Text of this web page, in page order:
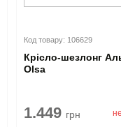
Код товару: 106629
Крісло-шезлонг
Olsa
1.449 грн